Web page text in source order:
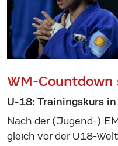
WM-
U-18: Trainingskurs
Nach der (Jugend-)
gleich vor der U18-